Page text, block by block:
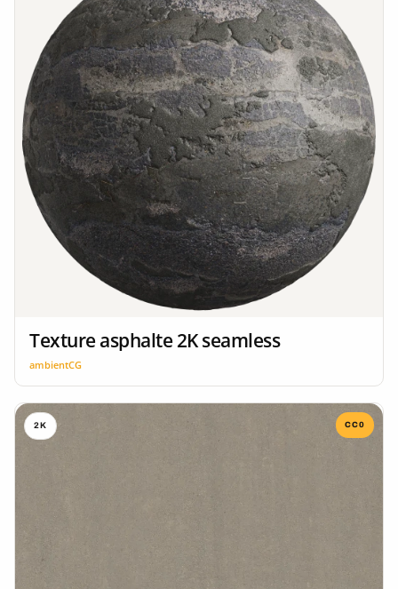
Texture asphalte 2K seamless
ambientCG
2K CC0